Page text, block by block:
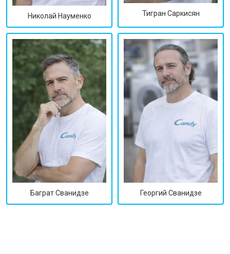
Николай Науменко Тигран Саркисян
Баграт Сванидзе Георгий Сванидзе